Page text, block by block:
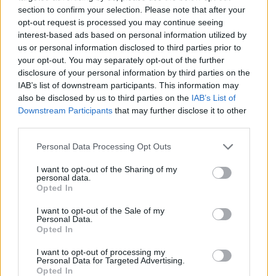
section to confirm your selection. Please note that after your
opt-out request is processed you may continue seeing
interest-based ads based on personal information utilized by
us or personal information disclosed to third parties prior to
your opt-out. You may separately opt-out of the further
disclosure of your personal information by third parties on the
IAB’s list of downstream participants. This information may
also be disclosed by us to third parties on the IAB’s List of
Downstream Participants that may further disclose it to other
Personal Data Processing Opt Outs
I want to opt-out of the Sharing of my
personal data.
Opted In
I want to opt-out of the Sale of my
Personal Data.
Opted In
I want to opt-out of processing my
Personal Data for Targeted Advertising.
Opted In
ΟSudhir Chaturvedi, President & Executive Board
Member της LTIMindtree, είπε: «Η συνεργασία μας
με την Eurolife FFH αποτελεί κομβικό κομμάτι του
στρατηγικού και επιχειρηματικού μας σχεδιασμού.
Στόχος της είναι να δώσει ώθηση στο
μετασχηματισμό και την ανάπτυξη των
επιχειρήσεων,